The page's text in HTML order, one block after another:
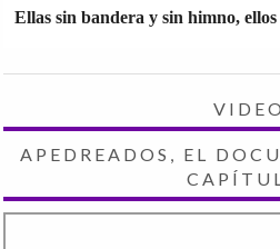
Ellas sin bandera y sin himno,
VIDEO
APEDREADOS, EL